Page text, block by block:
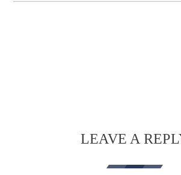
LEAVE A